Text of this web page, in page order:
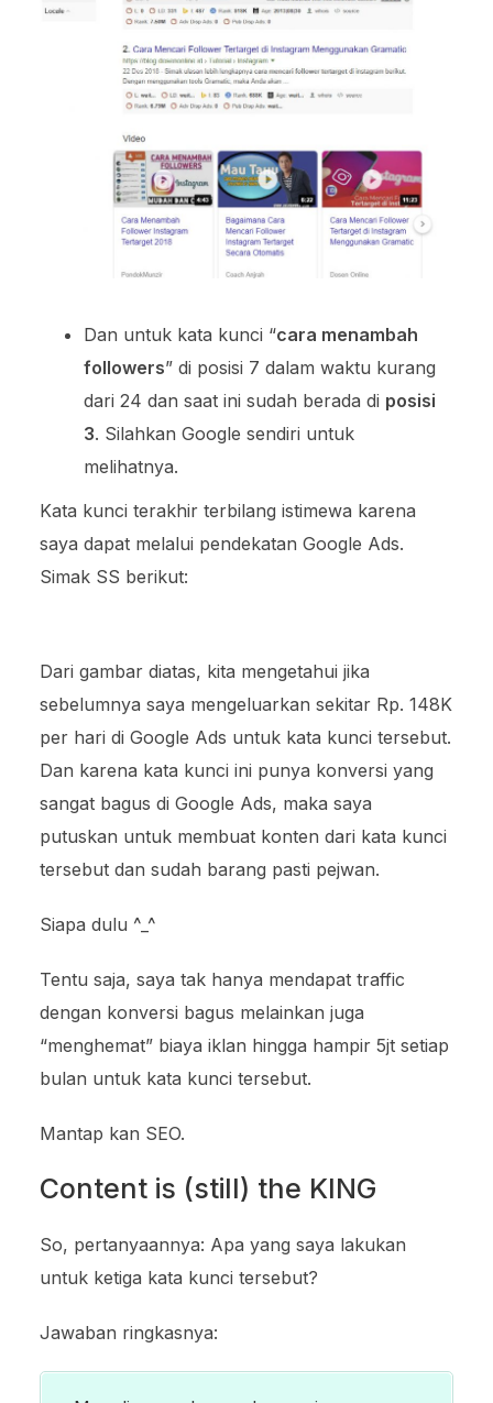
Dan untuk kata kunci “cara menambah
followers” di posisi 7 dalam waktu kurang
dari 24 dan saat ini sudah berada di posisi
3. Silahkan Google sendiri untuk
melihatnya.
Kata kunci terakhir terbilang istimewa karena
saya dapat melalui pendekatan Google Ads.
Simak SS berikut:
Dari gambar diatas, kita mengetahui jika
sebelumnya saya mengeluarkan sekitar Rp. 148K
per hari di Google Ads untuk kata kunci tersebut.
Dan karena kata kunci ini punya konversi yang
sangat bagus di Google Ads, maka saya
putuskan untuk membuat konten dari kata kunci
tersebut dan sudah barang pasti pejwan.
Siapa dulu ^_^
Tentu saja, saya tak hanya mendapat traffic
dengan konversi bagus melainkan juga
“menghemat” biaya iklan hingga hampir 5jt setiap
bulan untuk kata kunci tersebut.
Mantap kan SEO.
Content is (still) the KING
So, pertanyaannya: Apa yang saya lakukan
untuk ketiga kata kunci tersebut?
Jawaban ringkasnya: